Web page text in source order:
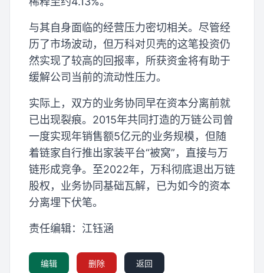
与其自身面临的经营压力密切相关。尽管经
历了市场波动，但万科对贝壳的这笔投资仍
然实现了较高的回报率，所获资金将有助于
缓解公司当前的流动性压力。
实际上，双方的业务协同早在资本分离前就
已出现裂痕。2015年共同打造的万链公司曾
一度实现年销售额5亿元的业务规模，但随
着链家自行推出家装平台“被窝”，直接与万
链形成竞争。至2022年，万科彻底退出万链
股权，业务协同基础瓦解，已为如今的资本
分离埋下伏笔。
责任编辑：江钰涵
编辑 删除 返回